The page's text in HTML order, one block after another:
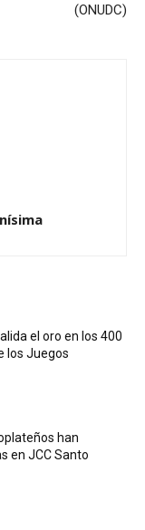
(ONUDC)
el oro en los 400
los Juegos
han
en JCC Santo